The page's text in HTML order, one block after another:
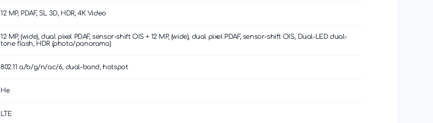
12 MP, PDAF, SL 3D, HDR, 4K Video
12 MP, (wide), dual pixel PDAF, sensor-shift OIS + 12 MP, (wide), dual pixel PDAF, sensor-shift OIS, Dual-LED dual-
tone flash, HDR (photo/panorama)
802.11 a/b/g/n/ac/6, dual-band, hotspot
Не
LTE